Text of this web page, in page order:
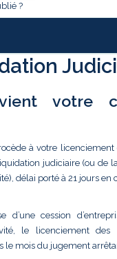
?
votre
à votre licenciement
judiciaire (ou de
délai porté à 21 jours en
d’une cession
le licenciement
le mois du jugement